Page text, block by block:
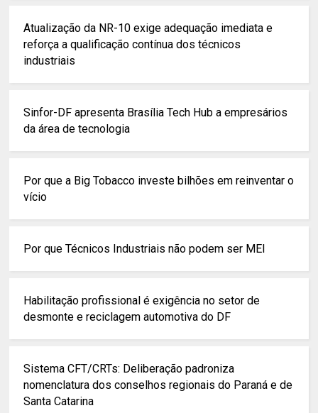
Atualização da NR-10 exige adequação imediata e
reforça a qualificação contínua dos técnicos
industriais
Sinfor-DF apresenta Brasília Tech Hub a empresários
da área de tecnologia
Por que a Big Tobacco investe bilhões em reinventar o
vício
Por que Técnicos Industriais não podem ser MEI
Habilitação profissional é exigência no setor de
desmonte e reciclagem automotiva do DF
Sistema CFT/CRTs: Deliberação padroniza
nomenclatura dos conselhos regionais do Paraná e de
Santa Catarina